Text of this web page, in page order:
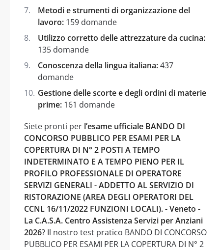
Metodi e strumenti di organizzazione del
lavoro: 159 domande
Utilizzo corretto delle attrezzature da cucina:
135 domande
Conoscenza della lingua italiana:437
domande
Gestione delle scorte e degli ordini di materie
prime: 161 domande
Siete pronti per l’esame ufficiale BANDO DI
CONCORSO PUBBLICO PER ESAMI PER LA
COPERTURA DI N° 2 POSTI A TEMPO
INDETERMINATO E A TEMPO PIENO PER IL
PROFILO PROFESSIONALE DI OPERATORE
SERVIZI GENERALI - ADDETTO AL SERVIZIO DI
RISTORAZIONE (AREA DEGLI OPERATORI DEL
CCNL 16/11/2022 FUNZIONI LOCALI). - Veneto -
La C.A.S.A. Centro Assistenza Servizi per Anziani
2026? Il nostro test pratico BANDO DI CONCORSO
PUBBLICO PER ESAMI PER LA COPERTURA DI N° 2